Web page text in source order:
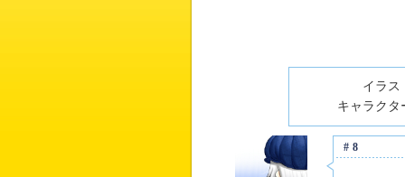
イラス
キャラクタ
#8